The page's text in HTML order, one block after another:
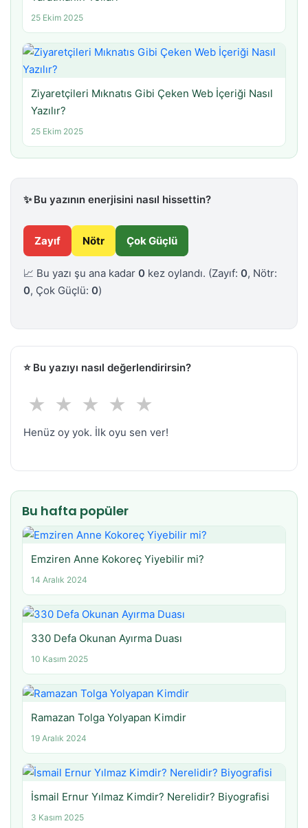
25 Ekim 2025
Ziyaretçileri Mıknatıs Gibi Çeken Web İçeriği Nasıl
Yazılır?
25 Ekim 2025
✨Bu yazının enerjisini nasıl hissettin?
Zayıf Nötr Çok Güçlü
📈 Bu yazı şu ana kadar 0 kez oylandı. (Zayıf: 0, Nötr:
0, Çok Güçlü: 0)
⭐ Bu yazıyı nasıl değerlendirirsin?
★ ★ ★ ★ ★
Henüz oy yok. İlk oyu sen ver!
Bu hafta popüler
Emziren Anne Kokoreç Yiyebilir mi?
14 Aralık 2024
330 Defa Okunan Ayırma Duası
10 Kasım 2025
Ramazan Tolga Yolyapan Kimdir
19 Aralık 2024
İsmail Ernur Yılmaz Kimdir? Nerelidir? Biyografisi
3 Kasım 2025